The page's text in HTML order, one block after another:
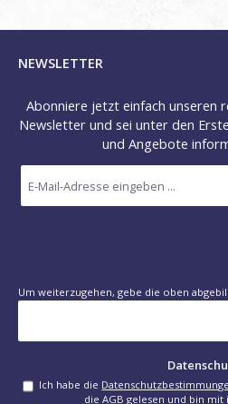
NEWSLETTER
Abonniere jetzt einfach unseren
Newsletter und sei unter den
und Angebote
Mail-
Adresse
Um weiterzugehen, gebe die oben
Ich habe die
dieAGB gelesen und bin